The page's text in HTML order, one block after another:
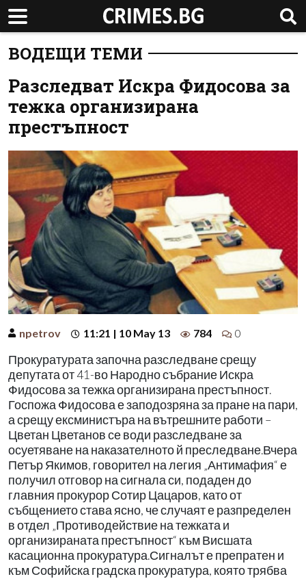
ВОДЕЩИ ТЕМИ
Разследват Искра Фидосова за
тежка организирана
престъпност
npetrov 11:21 | 10 May 13 784 0
Прокуратурата започна разследване срещу
депутата от 41-во Народно събрание Искра
Фидосова за тежка организирана престъпност.
Госпожа Фидосова е заподозряна за пране на пари,
а срещу ексминистъра на вътрешните работи –
Цветан Цветанов се води разследване за
осуетяване на наказателното й преследване.Вчера
Петър Якимов, говорител на легия „Антимафия“ е
получил отговор на сигнала си, подаден до
главния прокурор Сотир Цацаров, като от
събщението става ясно, че случаят е разпределен
в отдел „Противодействие на тежката и
организираната престъпност“ към Висшата
касационна прокуратура.Сигналът е препратен и
към Софийска градска прокуратура, която трябва